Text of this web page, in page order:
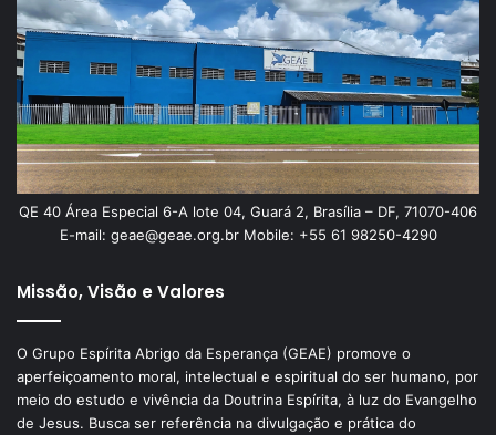
QE 40 Área Especial 6-A lote 04, Guará 2, Brasília – DF, 71070-406
E-mail: geae@geae.org.br Mobile: +55 61 98250-4290
Missão, Visão e Valores
O Grupo Espírita Abrigo da Esperança (GEAE) promove o
aperfeiçoamento moral, intelectual e espiritual do ser humano, por
meio do estudo e vivência da Doutrina Espírita, à luz do Evangelho
de Jesus. Busca ser referência na divulgação e prática do